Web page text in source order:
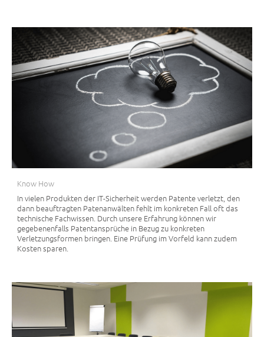
Know How
In vielen Produkten der IT-Sicherheit werden Patente verletzt, den
dann beauftragten Patenanwälten fehlt im konkreten Fall oft das
technische Fachwissen. Durch unsere Erfahrung können wir
gegebenenfalls Patentansprüche in Bezug zu konkreten
Verletzungsformen bringen. Eine Prüfung im Vorfeld kann zudem
Kosten sparen.